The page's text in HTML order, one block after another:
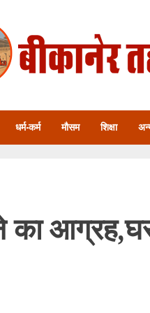
धर्म-कर्म मौसम शिक्षा
का